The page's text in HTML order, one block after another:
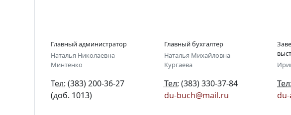
О Доме учёных
Виртуальный тур
Контакты
Главный администратор
Наталья Николаевна
Минтенко
Тел: (383) 200-36-27
(доб. 1013)
Главный бухгалтер
Наталья Михайловна
Кургаева
Тел: (383) 330-37-84
du-buch@mail.ru
Тел: